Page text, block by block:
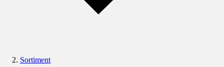
Sortiment